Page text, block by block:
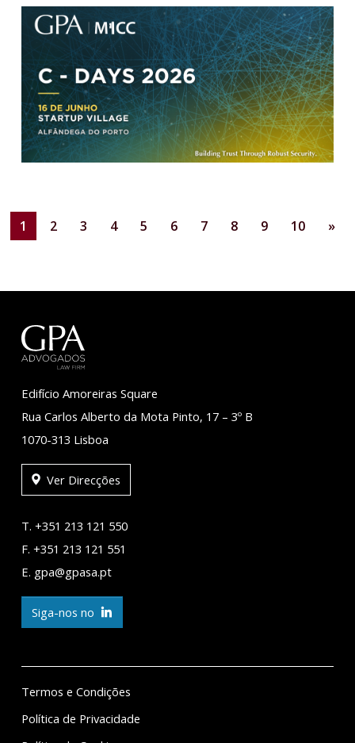
1 2 3 4 5 6 7 8 9 10 »
Edifício Amoreiras Square
Rua Carlos Alberto da Mota Pinto, 17 – 3º B
1070-313 Lisboa
Ver Direcções
T. +351 213 121 550
F. +351 213 121 551
E. gpa@gpasa.pt
Siga-nos no
Termos e Condições
Política de Privacidade